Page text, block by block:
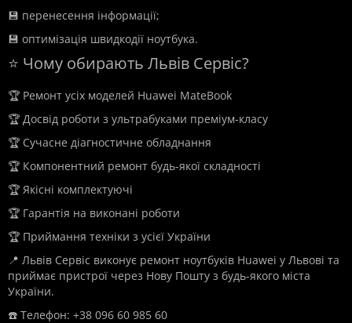
💾 перенесення інформації;
💾 оптимізація швидкодії ноутбука.
⭐ Чому обирають Львів Сервіс?
🏆 Ремонт усіх моделей Huawei MateBook
🏆 Досвід роботи з ультрабуками преміум-класу
🏆 Сучасне діагностичне обладнання
🏆 Компонентний ремонт будь-якої складності
🏆 Якісні комплектуючі
🏆 Гарантія на виконані роботи
🏆 Приймання техніки з усієї України
📍 Львів Сервіс виконує ремонт ноутбуків Huawei у Львові та
приймає пристрої через Нову Пошту з будь-якого міста
України.
☎️ Телефон: +38 096 60 985 60